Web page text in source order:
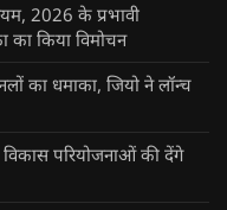
2026 के प्रभावी
का किया विमोचन
का धमाका, जियो ने लॉन्च
विकास परियोजनाओं की देंगे